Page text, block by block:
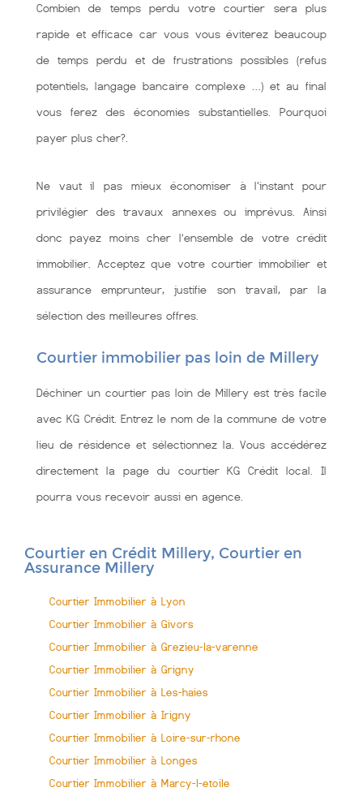
Combien de temps perdu votre courtier sera plus
rapide et efficace car vous vous éviterez beaucoup
de temps perdu et de frustrations possibles (refus
potentiels, langage bancaire complexe …) et au final
vous ferez des économies substantielles. Pourquoi
payer plus cher?.
Ne vaut il pas mieux économiser à l'instant pour
privilégier des travaux annexes ou imprévus. Ainsi
donc payez moins cher l’ensemble de votre crédit
immobilier. Acceptez que votre courtier immobilier et
assurance emprunteur, justifie son travail, par la
sélection des meilleures offres.
Courtier immobilier pas loin de Millery
Déchiner un courtier pas loin de Millery est très facile
avec KG Crédit. Entrez le nom de la commune de votre
lieu de résidence et sélectionnez la. Vous accédérez
directement la page du courtier KG Crédit local. Il
pourra vous recevoir aussi en agence.
Courtier en Crédit Millery, Courtier en
Assurance Millery
Courtier Immobilier à Lyon
Courtier Immobilier à Givors
Courtier Immobilier à Grezieu-la-varenne
Courtier Immobilier à Grigny
Courtier Immobilier à Les-haies
Courtier Immobilier à Irigny
Courtier Immobilier à Loire-sur-rhone
Courtier Immobilier à Longes
Courtier Immobilier à Marcy-l-etoile